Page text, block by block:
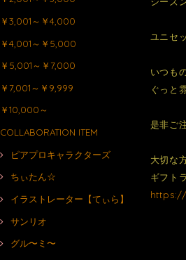
￥3,001～￥4,000
￥4,001～￥5,000
￥5,001～￥7,000
￥7,001～￥9,999
￥10,000～
COLLABORATION ITEM
ピアプロキャラクターズ
ちぃたん☆
イラストレーター【てぃら】
サンリオ
グル〜ミ〜
ユニセ
いつも
ぐっと
是非ご
大切な
ギフト